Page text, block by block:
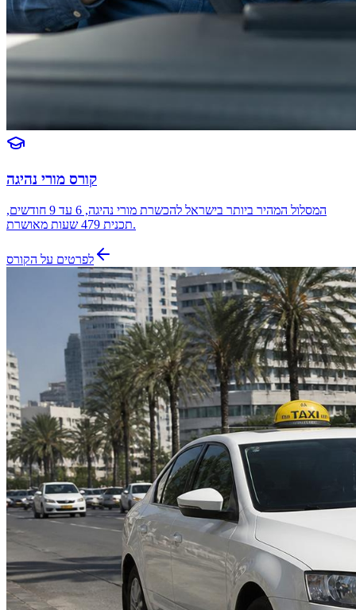
קורס מורי נהיגה
המסלול המהיר ביותר בישראל להכשרת מורי נהיגה, 6 עד 9 חודשים,
תכנית 479 שעות מאושרת.
לפרטים על הקורס